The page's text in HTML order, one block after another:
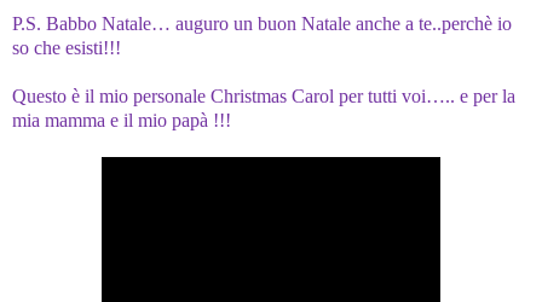
P.S. Babbo Natale… auguro un buon Natale anche a te..perchè io
so che esisti!!!
Questo è il mio personale Christmas Carol per tutti voi….. e per la
mia mamma e il mio papà !!!